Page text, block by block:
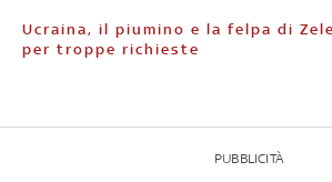
Ucraina, il piumino e la felpa di Zelensky sold out
per troppe richieste
PUBBLICITÀ